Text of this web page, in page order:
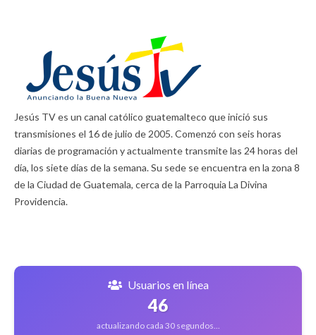
Jesús TV es un canal católico guatemalteco que inició sus
transmisiones el 16 de julio de 2005. Comenzó con seis horas
diarias de programación y actualmente transmite las 24 horas del
día, los siete días de la semana. Su sede se encuentra en la zona 8
de la Ciudad de Guatemala, cerca de la Parroquia La Divina
Providencia.
Usuarios en línea
46
actualizando cada 30 segundos...